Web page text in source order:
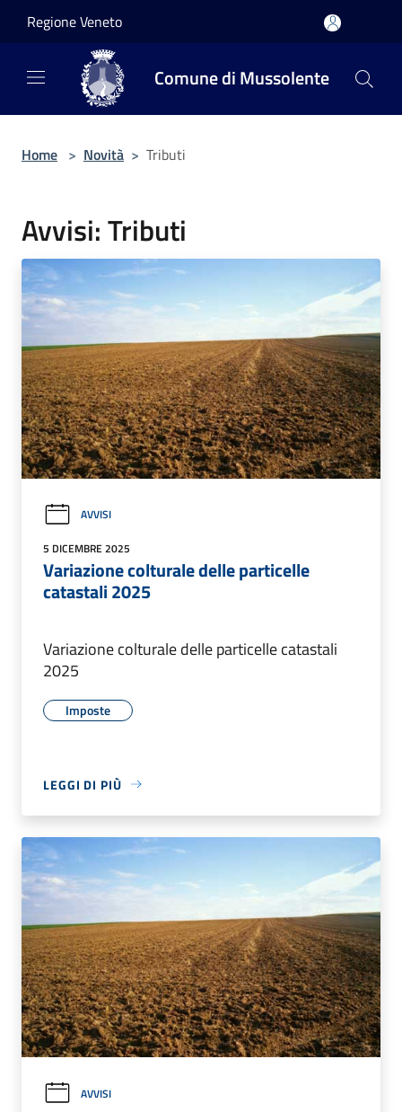
Regione Veneto
Comune di Mussolente
Home > Novità > Tributi
Avvisi: Tributi
AVVISI
5 DICEMBRE 2025
Variazione colturale delle particelle
catastali 2025
Variazione colturale delle particelle catastali
2025
Imposte
LEGGI DI PIÙ
AVVISI